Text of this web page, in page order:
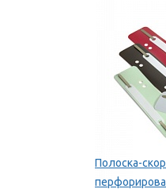
Полоска-